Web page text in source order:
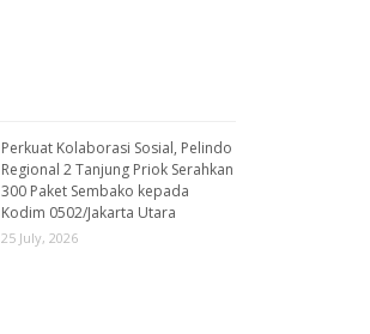
Perkuat Kolaborasi Sosial, Pelindo
Regional 2 Tanjung Priok Serahkan
300 Paket Sembako kepada
Kodim 0502/Jakarta Utara
25 July, 2026